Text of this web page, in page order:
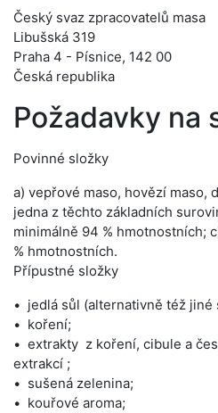
Český svaz zpracovatelů masa
Libušská 319
Praha 4 - Písnice, 142 00
Česká republika
Požadavky na
Povinné složky
a) vepřové maso, hovězí maso,
jedna z těchto základních
minimálně 94 % hmotnostních;
% hmotnostních.
Přípustné složky
jedlá sůl (alternativně též jiné
koření;
extrakty z koření, cibule a
extrakcí ;
sušená zelenina;
kouřové aroma;